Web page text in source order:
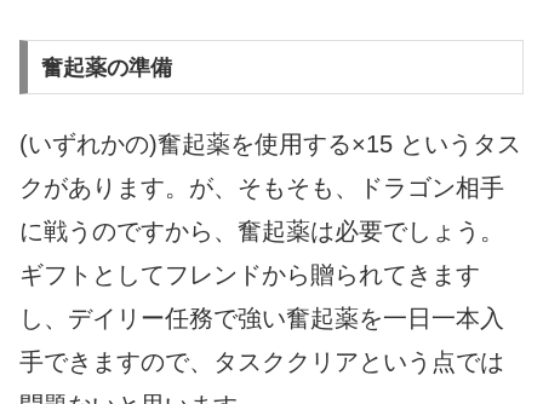
奮起薬の準備
(いずれかの)奮起薬を使用する×15 というタス
クがあります。が、そもそも、ドラゴン相手
に戦うのですから、奮起薬は必要でしょう。
ギフトとしてフレンドから贈られてきます
し、デイリー任務で強い奮起薬を一日一本入
手できますので、タスククリアという点では